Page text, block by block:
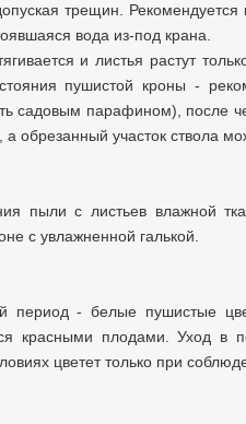
трещин.
вода из-под крана.
и листья растут
пушистой кроны -
садовым парафином), после
обрезанный участок ствола
пыли с листьев влажной
с увлажненной галькой.
период - белые пушистые
красными плодами. Уход в
цветет только при